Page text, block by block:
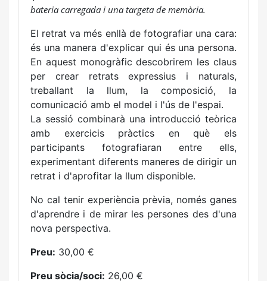
bateria carregada i una targeta de memòria.
El retrat va més enllà de fotografiar una cara:
és una manera d'explicar qui és una persona.
En aquest monogràfic descobrirem les claus
per crear retrats expressius i naturals,
treballant la llum, la composició, la
comunicació amb el model i l'ús de l'espai.
La sessió combinarà una introducció teòrica
amb exercicis pràctics en què els
participants fotografiaran entre ells,
experimentant diferents maneres de dirigir un
retrat i d'aprofitar la llum disponible.
No cal tenir experiència prèvia, només ganes
d'aprendre i de mirar les persones des d'una
nova perspectiva.
Preu: 30,00 €
Preu sòcia/soci: 26,00 €